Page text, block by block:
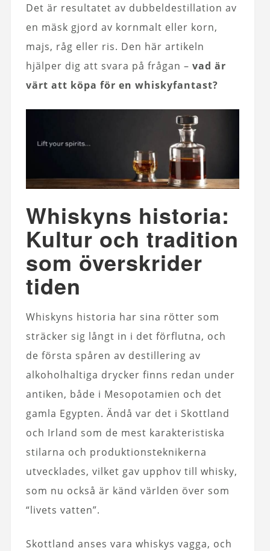
Det är resultatet av dubbeldestillation av
en mäsk gjord av kornmalt eller korn,
majs, råg eller ris. Den här artikeln
hjälper dig att svara på frågan – vad är
värt att köpa för en whiskyfantast?
Whiskyns historia:
Kultur och tradition
som överskrider
tiden
Whiskyns historia har sina rötter som
sträcker sig långt in i det förflutna, och
de första spåren av destillering av
alkoholhaltiga drycker finns redan under
antiken, både i Mesopotamien och det
gamla Egypten. Ändå var det i Skottland
och Irland som de mest karakteristiska
stilarna och produktionsteknikerna
utvecklades, vilket gav upphov till whisky,
som nu också är känd världen över som
“livets vatten”.
Skottland anses vara whiskys vagga, och